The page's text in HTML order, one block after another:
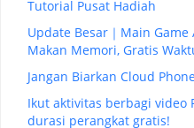
Tutorial Pusat Hadiah
Update Besar｜Main
Makan Memori, Gratis
Jangan Biarkan Cloud
Ikut aktivitas berbagi video
durasi perangkat gratis!